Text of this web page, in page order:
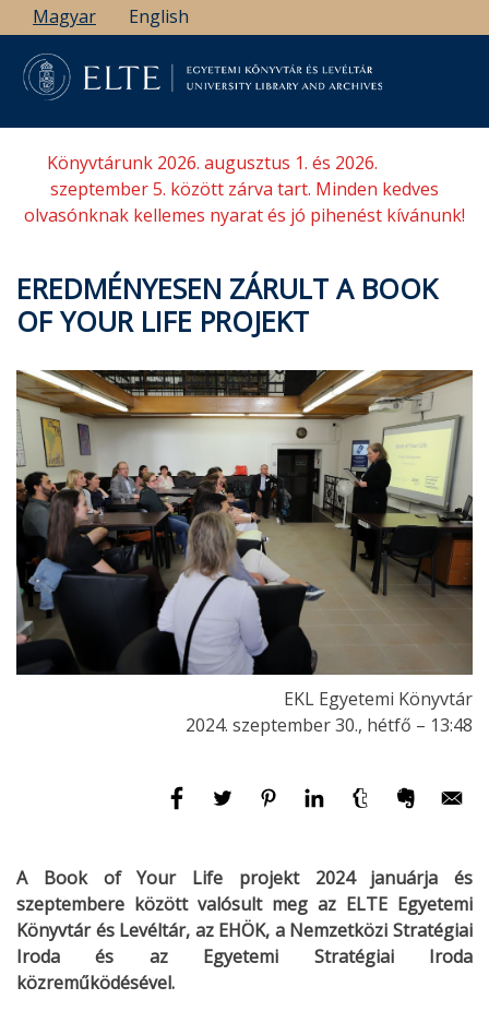
Ugrás
a
tartalomra
Magyar English
Könyvtárunk 2026. augusztus 1. és 2026.
szeptember 5. között zárva tart. Minden kedves
olvasónknak kellemes nyarat és jó pihenést kívánunk!
EREDMÉNYESEN ZÁRULT A BOOK
OF YOUR LIFE PROJEKT
EKL Egyetemi Könyvtár
2024. szeptember 30., hétfő – 13:48
A Book of Your Life projekt 2024 januárja és
szeptembere között valósult meg az ELTE Egyetemi
Könyvtár és Levéltár, az EHÖK, a Nemzetközi Stratégiai
Iroda és az Egyetemi Stratégiai Iroda
közreműködésével.